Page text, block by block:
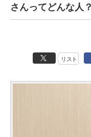
さんってどんな人
リスト